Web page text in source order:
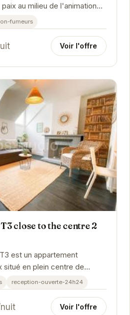
au milieu de l'animation
élégant et...
fumeurs
Voir l'offre
close to the centre 2
est un appartement
situé en plein centre de
pour les familles ou les
reception-ouverte-24h24
Voir l'offre